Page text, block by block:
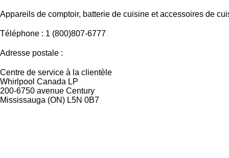
Appareils de comptoir, batterie de cuisine et accessoires de
Téléphone : 1 (800)807-6777
Adresse postale :
Centre de service à la clientèle
Whirlpool Canada LP
200-6750 avenue Century
Mississauga (ON) L5N 0B7